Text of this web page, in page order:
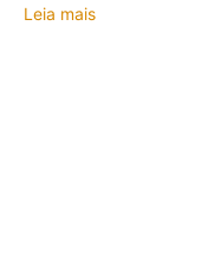
Leia mais